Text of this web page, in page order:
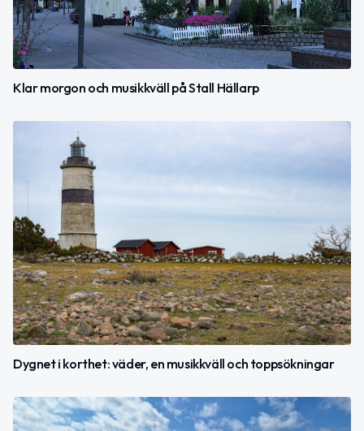
Klar morgon och musikkväll på Stall Hällarp
Dygnet i korthet: väder, en musikkväll och toppsökningar